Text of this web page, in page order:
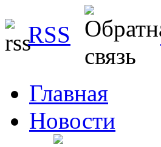
RSS
Главная
Новости